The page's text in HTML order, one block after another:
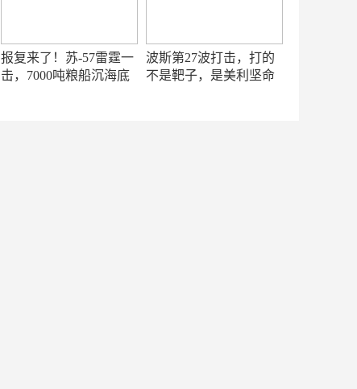
报复来了！苏-57雷霆一
击，7000吨粮船沉海底
波斯第27波打击，打的
不是靶子，是美利坚命